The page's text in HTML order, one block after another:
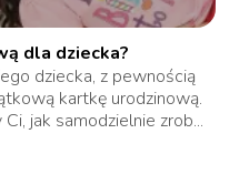
dla dziecka?
dziecka, z pewnością
kartkę urodzinową.
jak samodzielnie zrob...